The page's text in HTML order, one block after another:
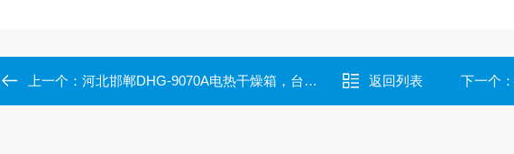
上一个： 河北邯郸DHG-9070A电热干燥箱，台式300度烘箱 返回列表 下一个：